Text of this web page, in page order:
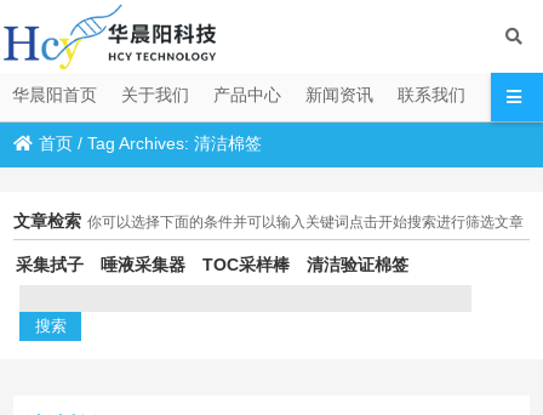
华晨阳首页 关于我们 产品中心 新闻资讯 联系我们
首页 /Tag Archives: 清洁棉签
文章检索 你可以选择下面的条件并可以输入关键词点击开始搜索进行筛选文章
采集拭子 唾液采集器 TOC采样棒 清洁验证棉签